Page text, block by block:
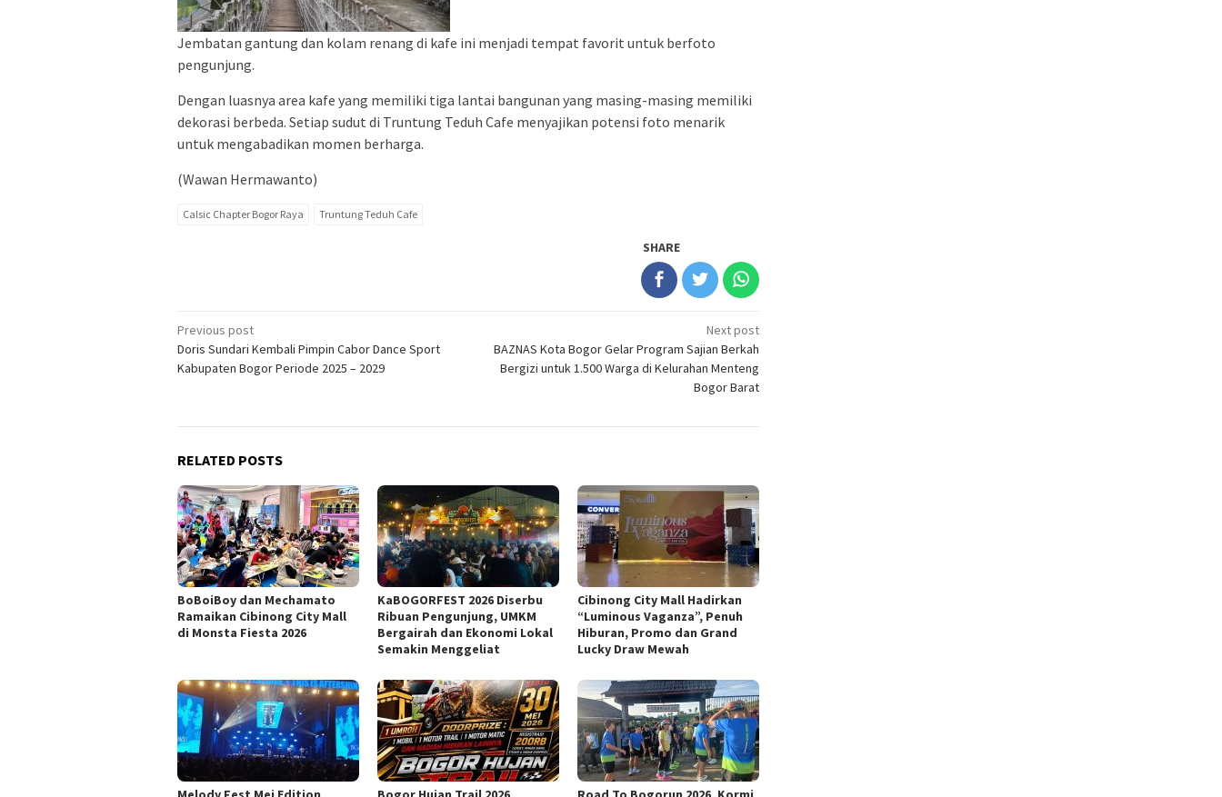
Jembatan gantung dan kolam renang di kafe ini menjadi tempat favorit untuk berfoto
pengunjung.
Dengan luasnya area kafe yang memiliki tiga lantai bangunan yang masing-masing memiliki
dekorasi berbeda. Setiap sudut di Truntung Teduh Cafe menyajikan potensi foto menarik
untuk mengabadikan momen berharga.
(Wawan Hermawanto)
Calsic Chapter Bogor Raya Truntung Teduh Cafe
SHARE
Post
navigation
Previous post
Doris Sundari Kembali Pimpin Cabor Dance Sport
Kabupaten Bogor Periode 2025 – 2029
Next post
BAZNAS Kota Bogor Gelar Program Sajian Berkah
Bergizi untuk 1.500 Warga di Kelurahan Menteng
Bogor Barat
RELATED POSTS
BoBoiBoy dan Mechamato
Ramaikan Cibinong City Mall
di Monsta Fiesta 2026
KaBOGORFEST 2026 Diserbu
Ribuan Pengunjung, UMKM
Bergairah dan Ekonomi Lokal
Semakin Menggeliat
Cibinong City Mall Hadirkan
“Luminous Vaganza”, Penuh
Hiburan, Promo dan Grand
Lucky Draw Mewah